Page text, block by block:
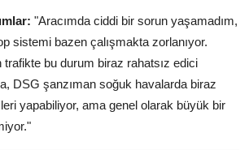
"Aracımda ciddi bir sorun yaşamadım,
sistemi bazen çalışmakta zorlanıyor.
bu durum biraz rahatsız edici
DSG şanzıman soğuk havalarda biraz
yapabiliyor, ama genel olarak büyük bir